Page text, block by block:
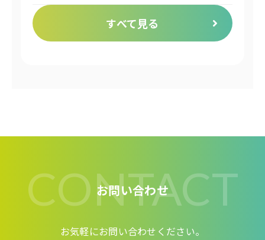
すべて見る
CONTACT
お問い合わせ
お気軽にお問い合わせください。